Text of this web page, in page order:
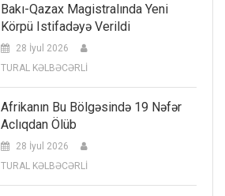
Bakı-Qazax Magistralında Yeni
Körpü Istifadəyə Verildi
28 İyul 2026
TURAL KƏLBƏCƏRLİ
Afrikanın Bu Bölgəsində 19 Nəfər
Aclıqdan Ölüb
28 İyul 2026
TURAL KƏLBƏCƏRLİ